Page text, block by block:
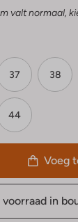
valt normaal,
37 38
44
Voeg
voorraad in